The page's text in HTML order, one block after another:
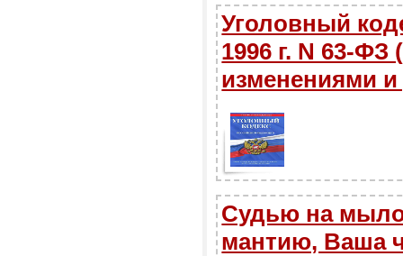
Уголовный
1996 г. N 63-
изменениями
Судью на
мантию, Ваша